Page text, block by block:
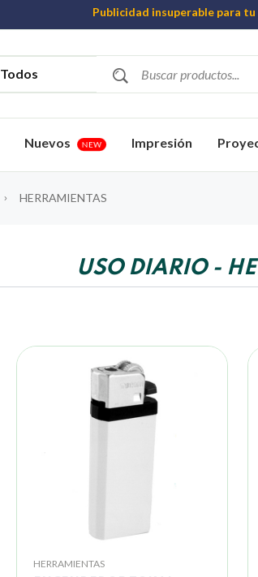
Publicidad insuperable para tu
Más de 1000 Artículos
Nuevos NEW Impresión
HERRAMIENTAS
USO DIARIO -
HERRAMIENTAS